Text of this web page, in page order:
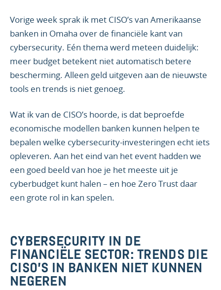
Vorige week sprak ik met CISO’s van Amerikaanse
banken in Omaha over de financiële kant van
cybersecurity. Eén thema werd meteen duidelijk:
meer budget betekent niet automatisch betere
bescherming. Alleen geld uitgeven aan de nieuwste
tools en trends is niet genoeg.
Wat ik van de CISO’s hoorde, is dat beproefde
economische modellen banken kunnen helpen te
bepalen welke cybersecurity-investeringen echt iets
opleveren. Aan het eind van het event hadden we
een goed beeld van hoe je het meeste uit je
cyberbudget kunt halen – en hoe Zero Trust daar
een grote rol in kan spelen.
CYBERSECURITY IN DE
FINANCIËLE SECTOR: TRENDS DIE
CISO’S IN BANKEN NIET KUNNEN
NEGEREN